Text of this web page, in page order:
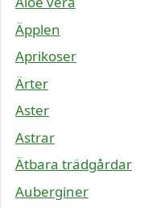
Äpplen
Aprikoser
Ärter
Aster
Astrar
Ätbara trädgårdar
Auberginer